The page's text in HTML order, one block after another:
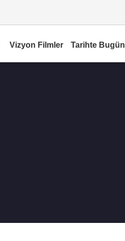
Vizyon Filmler Tarihte Bugün